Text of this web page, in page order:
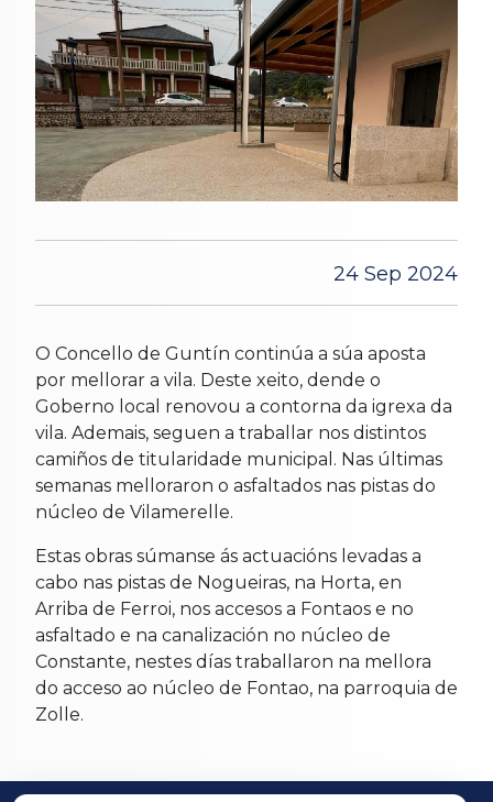
24 Sep 2024
O Concello de Guntín continúa a súa aposta
por mellorar a vila. Deste xeito, dende o
Goberno local renovou a contorna da igrexa da
vila. Ademais, seguen a traballar nos distintos
camiños de titularidade municipal. Nas últimas
semanas melloraron o asfaltados nas pistas do
núcleo de Vilamerelle.
Estas obras súmanse ás actuacións levadas a
cabo nas pistas de Nogueiras, na Horta, en
Arriba de Ferroi, nos accesos a Fontaos e no
asfaltado e na canalización no núcleo de
Constante, nestes días traballaron na mellora
do acceso ao núcleo de Fontao, na parroquia de
Zolle.